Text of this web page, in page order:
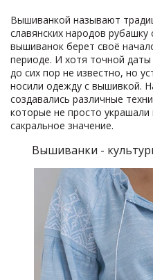
Вышиванкой называют
славянских народов
вышиванок берет своё
периоде. И хотя точной
до сих пор не известно, но
носили одежду с вышивкой.
создавались различные
которые не просто
сакральное значение.
Вышиванки -